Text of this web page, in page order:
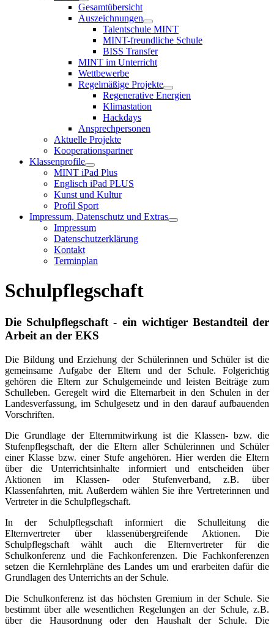
Gesamtübersicht
Auszeichnungen
Talentschule MINT
MINT-freundliche Schule
BISS Transfer
MINT im Unterricht
Wettbewerbe
Regelmäßige Projekte
Regenerative Energien
Klimastation
Hackdays
Ansprechpersonen
Aktuelle Projekte
Kooperationspartner
Klassenprofile
MINT iPad Plus
Englisch iPad PLUS
Kunst und Kultur
Profil Sport
Impressum, Datenschutz und Extras
Impressum
Datenschutzerklärung
Kontakt
Terminplan
Schulpflegschaft
Die Schulpflegschaft - ein wichtiger Bestandteil der
Arbeit an der EKS
Die Bildung und Erziehung der Schülerinnen und Schüler ist die
gemeinsame Aufgabe der Eltern und der Schule. Folgerichtig
gehören die Eltern zur Schulgemeinde und leisten Beiträge zum
Schulleben. Geregelt wird die Elternarbeit in den Schulen in der
Landesverfassung, im Schulgesetz und in den darauf aufbauenden
Vorschriften.
Die Grundlage der Elternmitwirkung ist die Klassen- bzw. die
Stufenpflegschaft, der die Eltern aller Schülerinnen und Schüler
einer Klasse bzw. einer Stufe angehören. Hier werden die Eltern
über die Unterrichtsinhalte informiert und entscheiden über
Aktionen im Klassen- oder Stufenverband, z.B. über
Klassenfahrten, mit. Außerdem wählen Sie ihre Vertreterinnen und
Vertreter in die Schulpflegschaft.
In der Schulpflegschaft informiert die Schulleitung die
Elternvertreter über klassenübergreifende Aktionen. Die
Schulpflegschaft wählt auch die Elternvertreter für die
Schulkonferenz und die Fachkonferenzen. Die Fachkonferenzen
setzen die Kernlehrpläne des Landes um und erarbeiten dafür die
Grundlagen des Unterrichts an der Schule.
Die Schulkonferenz ist das höchsten Gremium in der Schule. Sie
bestimmt über alle wesentlichen Regelungen an der Schule, z.B.
über die Hausordnung oder den Haushalt der Schule. Die